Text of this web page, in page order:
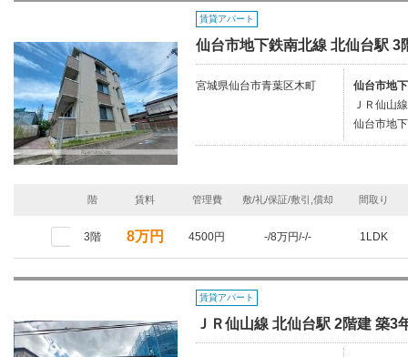
賃貸アパート
仙台市地下鉄南北線 北仙台駅 3
宮城県仙台市青葉区木町
仙台市地
ＪＲ仙山
仙台市地
階 賃料 管理費 敷/礼/保証/敷引,償却 間取り
3階 8万円 4500円 -/8万円/-/- 1LDK
賃貸アパート
ＪＲ仙山線 北仙台駅 2階建 築3